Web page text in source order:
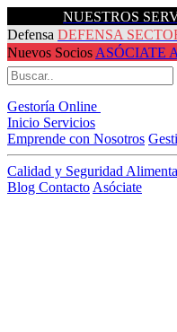
NUESTROS
Defensa DEFENSA
Nuevos Socios ASÓCIATE
Gestoría Online
Inicio Servicios
Emprende con Nosotros
Calidad y Seguridad
Blog Contacto Asóciate